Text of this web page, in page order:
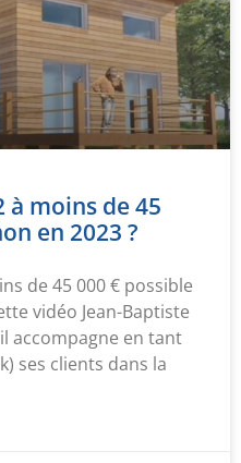
à moins de 45
en 2023 ?
de 45 000 € possible
vidéo Jean-Baptiste
accompagne en tant
ses clients dans la